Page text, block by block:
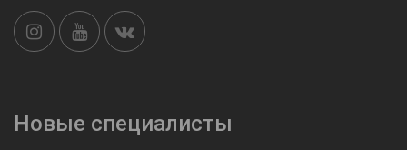
Новые специалисты